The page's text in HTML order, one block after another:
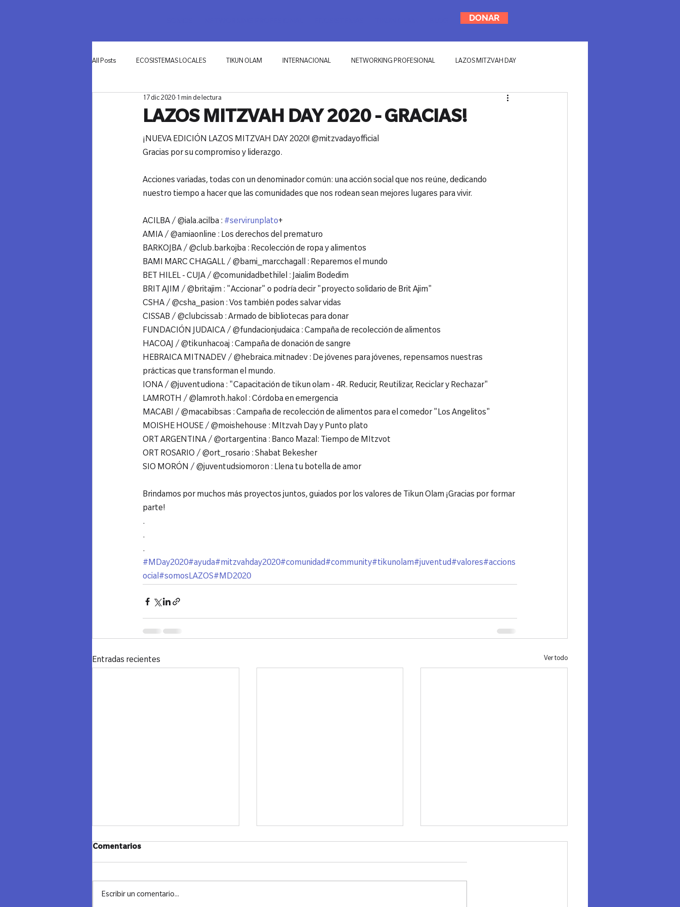
DONAR
All Posts ECOSISTEMAS LOCALES TIKUN OLAM INTERNACIONAL NETWORKING PROFESIONAL LAZOS MITZVAH DAY
INNOVACIÓN
LAZOS MITZVAH DAY 2020 - GRACIAS!
17 dic 2020 1 min de lectura
¡NUEVA EDICIÓN LAZOS MITZVAH DAY 2020! @mitzvadayofficial
Gracias por su compromiso y liderazgo.
Acciones variadas, todas con un denominador común: una acción social que nos reúne, dedicando
ACILBA / @iala.acilba : #servirunplato+
AMIA / @amiaonline : Los derechos del prematuro
BARKOJBA / @club.barkojba : Recolección de ropa y alimentos
BAMI MARC CHAGALL / @bami_marcchagall : Reparemos el mundo
BET HILEL - CUJA / @comunidadbethilel : Jaialim Bodedim
BRIT AJIM / @britajim : "Accionar" o podría decir "proyecto solidario de Brit Ajim"
CSHA / @csha_pasion : Vos también podes salvar vidas
CISSAB / @clubcissab : Armado de bibliotecas para donar
FUNDACIÓN JUDAICA / @fundacionjudaica : Campaña de recolección de alimentos
HACOAJ / @tikunhacoaj : Campaña de donación de sangre
HEBRAICA MITNADEV / @hebraica.mitnadev : De jóvenes para jóvenes, repensamos nuestras
prácticas que transforman el mundo.
IONA / @juventudiona : "Capacitación de tikun olam - 4R. Reducir, Reutilizar, Reciclar y Rechazar"
LAMROTH / @lamroth.hakol : Córdoba en emergencia
MACABI / @macabibsas : Campaña de recolección de alimentos para el comedor "Los Angelitos"
MOISHE HOUSE / @moishehouse : MItzvah Day y Punto plato
ORT ARGENTINA / @ortargentina : Banco Mazal: Tiempo de MItzvot
ORT ROSARIO / @ort_rosario : Shabat Bekesher
SIO MORÓN / @juventudsiomoron : Llena tu botella de amor
Brindamos por muchos más proyectos juntos, guiados por los valores de Tikun Olam ¡Gracias por formar
parte!
.
.
#MDay2020#ayuda#mitzvahday2020#comunidad#community#tikunolam#juventud#valores#accions
ocial#somosLAZOS#MD2020
Entradas recientes Ver todo
Comentarios
Escribir un comentario...